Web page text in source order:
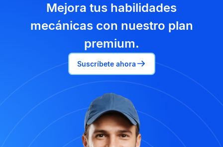
Mejora tus habilidades
mecánicas con nuestro plan
premium.
Suscríbete ahora